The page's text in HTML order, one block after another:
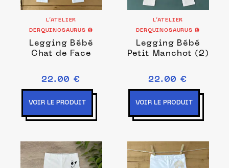
L’ATELIER
DERQUINOSAURUS
Legging Bébé
Chat de Face
22.00 €
VOIR LE PRODUIT
L’ATELIER
DERQUINOSAURUS
Legging Bébé
Petit Manchot (2)
22.00 €
VOIR LE PRODUIT